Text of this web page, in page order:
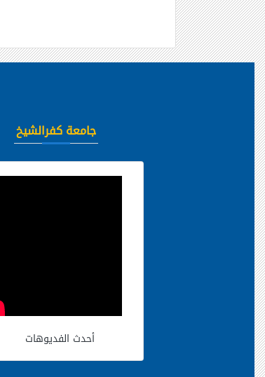
جامعة كفرالشيخ
أحدث الفديوهات